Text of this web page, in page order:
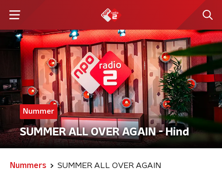
Nummer
SUMMER ALL OVER AGAIN - Hind
Nummers SUMMER ALL OVER AGAIN